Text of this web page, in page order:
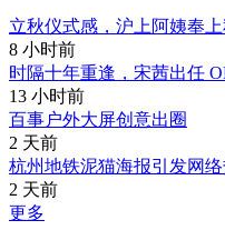
立秋仪式感，沪上阿姨奉
8 小时前
时隔十年重逢，宋茜出任
13 小时前
百事户外大屏创意出圈
2 天前
杭州地铁泥猫海报引发网
2 天前
更多